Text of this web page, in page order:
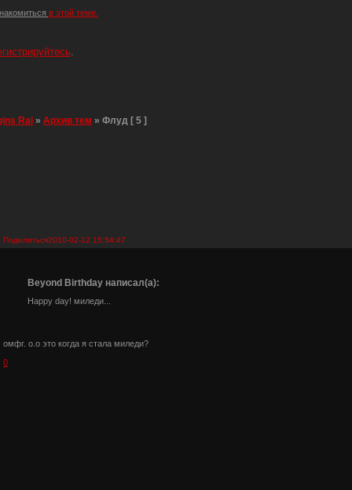
в этой теме.
.
Rai »Архив тем »Флуд [ 5 ]
Поделиться2010-02-12 15:54:47
Beyond Birthday написал(а):
Happy day! миледи...
омфг. о.о это когда я стала миледи?
0